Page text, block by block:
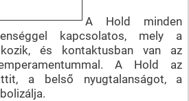
A Hold minden
kapcsolatos, mely a
és kontaktusban van az
A Hold az
a belső nyugtalanságot, a